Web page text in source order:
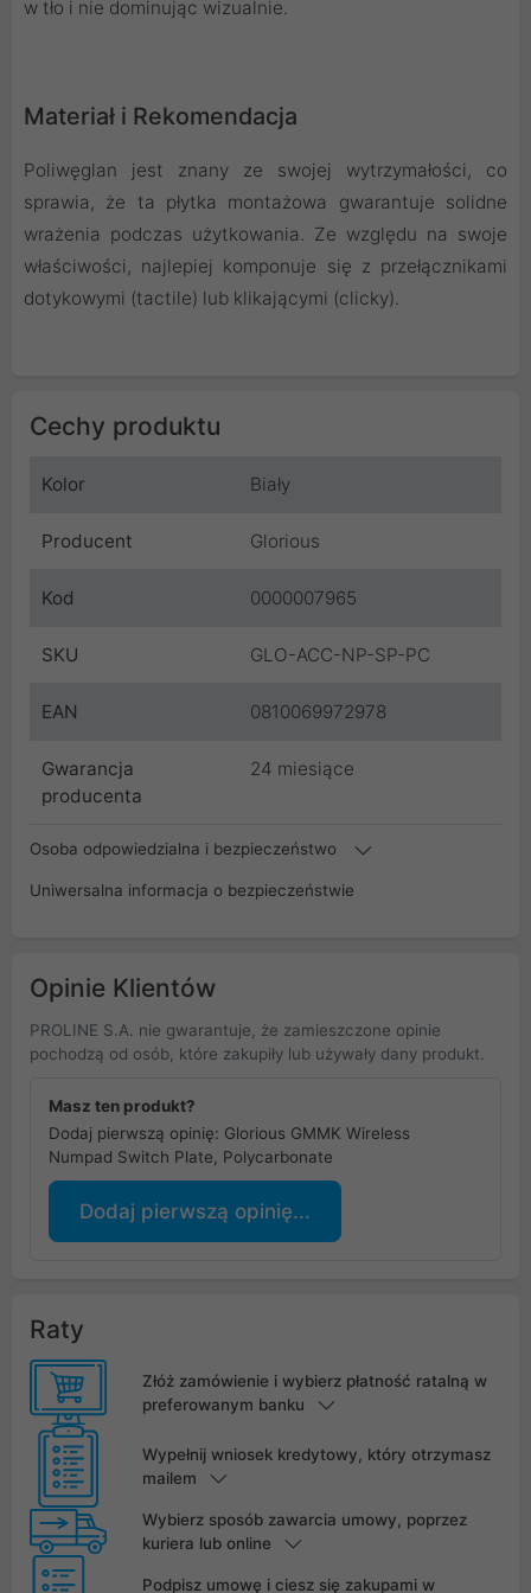
w tło i nie dominując wizualnie.
Materiał i Rekomendacja
Poliwęglan jest znany ze swojej wytrzymałości, co
sprawia, że ta płytka montażowa gwarantuje solidne
wrażenia podczas użytkowania. Ze względu na swoje
właściwości, najlepiej komponuje się z przełącznikami
dotykowymi (tactile) lub klikającymi (clicky).
Cechy produktu
Kolor Biały
Producent Glorious
Kod 0000007965
SKU GLO-ACC-NP-SP-PC
EAN 0810069972978
Gwarancja
producenta
24 miesiące
Osoba odpowiedzialna i bezpieczeństwo
Uniwersalna informacja o bezpieczeństwie
Opinie Klientów
PROLINE S.A. nie gwarantuje, że zamieszczone opinie
pochodzą od osób, które zakupiły lub używały dany produkt.
Masz ten produkt?
Dodaj pierwszą opinię: Glorious GMMK Wireless
Numpad Switch Plate, Polycarbonate
Dodaj pierwszą opinię...
Raty
Złóż zamówienie i wybierz płatność ratalną w
preferowanym banku
Wypełnij wniosek kredytowy, który otrzymasz
mailem
Wybierz sposób zawarcia umowy, poprzez
kuriera lub online
Podpisz umowę i ciesz się zakupami w